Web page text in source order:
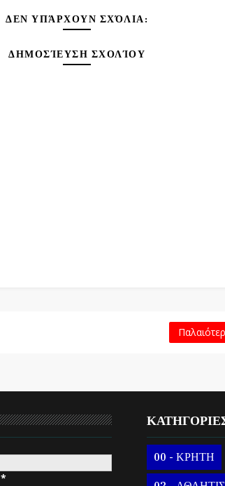
ΔΕΝ ΥΠΆΡΧΟΥΝ ΣΧΌΛΙΑ:
ΔΗΜΟΣΊΕΥΣΗ ΣΧΟΛΊΟΥ
*
00 - ΚΡΗΤΗ